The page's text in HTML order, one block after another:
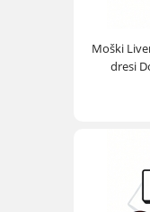
Moški
dresi